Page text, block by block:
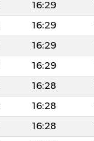
16:29
16:29
16:29
16:29
16:28
16:28
16:28